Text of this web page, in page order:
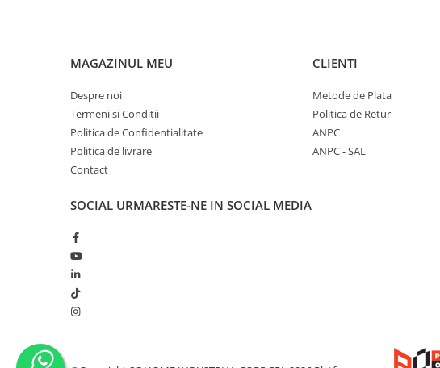
MAGAZINUL MEU
Despre noi
Termeni si Conditii
Politica de Confidentialitate
Politica de livrare
Contact
CLIENTI
Metode de Plata
Politica de Retur
ANPC
ANPC - SAL
SOCIAL URMARESTE-NE IN SOCIAL MEDIA